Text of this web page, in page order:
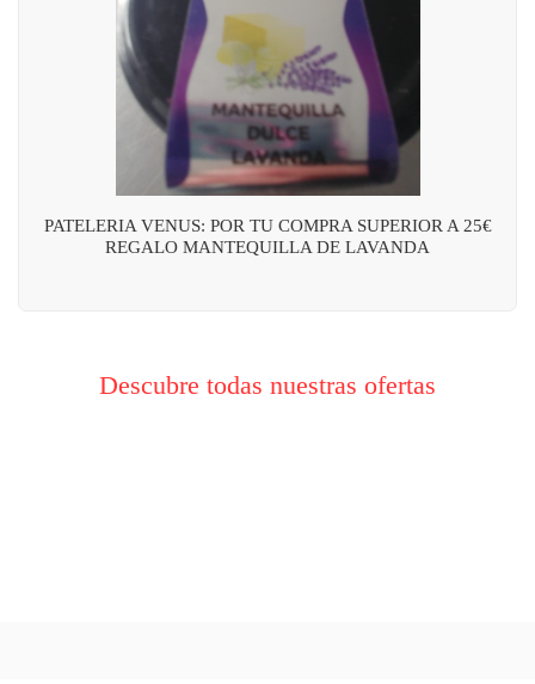
PATELERIA VENUS: POR TU COMPRA SUPERIOR A 25€
REGALO MANTEQUILLA DE LAVANDA
Descubre todas nuestras ofertas